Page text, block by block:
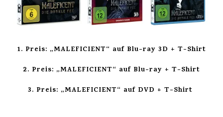
1. Preis: „MALEFICIENT“ auf Blu-ray 3D + T-Shirt
2. Preis: „MALEFICIENT“ auf Blu-ray + T-Shirt
3. Preis: „MALEFICIENT“ auf DVD + T-Shirt